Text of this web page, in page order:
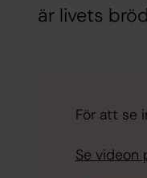
är livets
För att se
Se videon